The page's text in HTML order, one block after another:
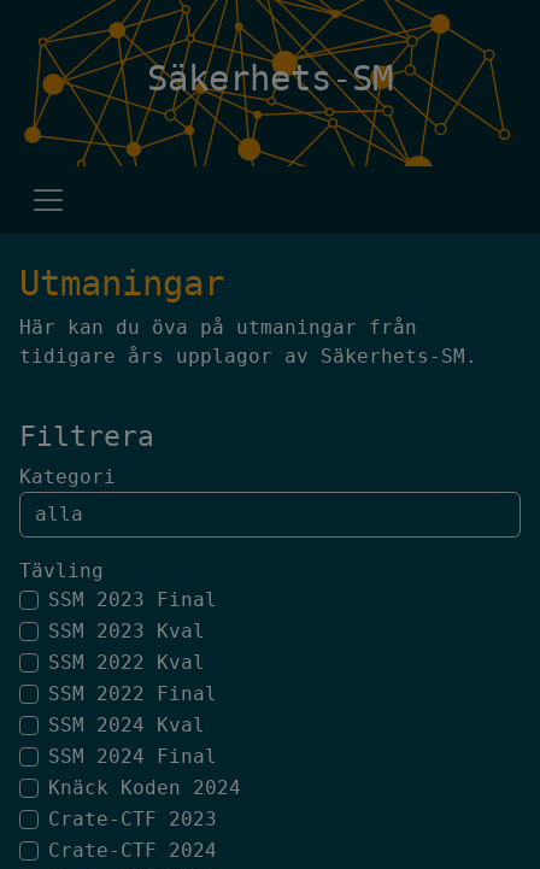
Säkerhets-SM
Utmaningar
Här kan du öva på utmaningar från
tidigare års upplagor av Säkerhets-SM.
Filtrera
Kategori
Tävling
SSM 2023 Final
SSM 2023 Kval
SSM 2022 Kval
SSM 2022 Final
SSM 2024 Kval
SSM 2024 Final
Knäck Koden 2024
Crate-CTF 2023
Crate-CTF 2024